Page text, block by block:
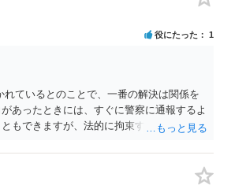
役にたった 1
ているとのことで、一番の解決は関係を
あったときには、すぐに警察に通報するよ
もできますが、法的に拘束するものではな